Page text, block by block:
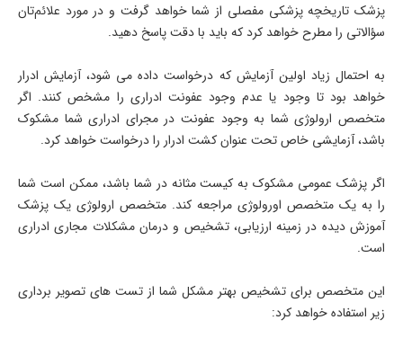
پزشک تاریخچه پزشکی مفصلی از شما خواهد گرفت و در مورد علائم‌تان
سؤالاتی را مطرح خواهد کرد که باید با دقت پاسخ دهید.
به احتمال زیاد اولین آزمایش که درخواست داده می شود، آزمایش ادرار
خواهد بود تا وجود یا عدم وجود عفونت ادراری را مشخص کنند. اگر
متخصص ارولوژی شما به وجود عفونت در مجرای ادراری شما مشکوک
باشد، آزمایشی خاص تحت عنوان کشت ادرار را درخواست خواهد کرد.
اگر پزشک عمومی مشکوک به کیست مثانه در شما باشد، ممکن است شما
را به یک متخصص اورولوژی مراجعه کند. متخصص ارولوژی یک پزشک
آموزش دیده در زمینه ارزیابی، تشخیص و درمان مشکلات مجاری ادراری
است.
این متخصص برای تشخیص بهتر مشکل شما از تست های تصویر برداری
زیر استفاده خواهد کرد: